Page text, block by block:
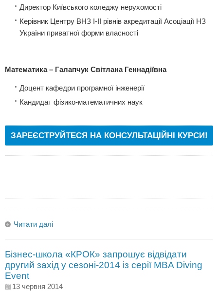
Директор Київського коледжу нерухомості
Керівник Центру ВНЗ І-ІІ рівнів акредитації Асоціації НЗ
України приватної форми власності
Математика – Галапчук Світлана Геннадіївна
Доцент кафедри програмної інженерії
Кандидат фізико-математичних наук
ЗАРЕЄСТРУЙТЕСЯ НА КОНСУЛЬТАЦІЙНІ КУРСИ!
Читати далі
Бізнес-школа «КРОК» запрошує відвідати
другий захід у сезоні-2014 із серії MBA Diving
Event
13 червня 2014